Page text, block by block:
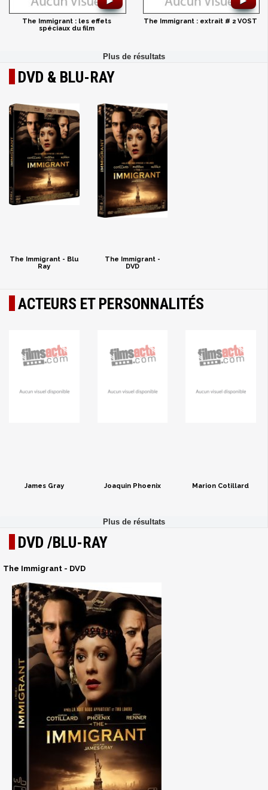
The Immigrant : les effets
spéciaux du film
The Immigrant : extrait # 2 VOST
DVD & BLU-RAY
The Immigrant - Blu
Ray
The Immigrant -
DVD
ACTEURS ET PERSONNALITÉS
James Gray Joaquin Phoenix Marion Cotillard
DVD /BLU-RAY
The Immigrant - DVD